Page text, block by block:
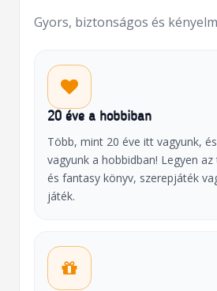
Gyors, biztonságos és
20 éve a hobbiban
Több, mint 20 éve itt vagyunk,
vagyunk a hobbidban! Legyen
és fantasy könyv, szerepjáték
játék.